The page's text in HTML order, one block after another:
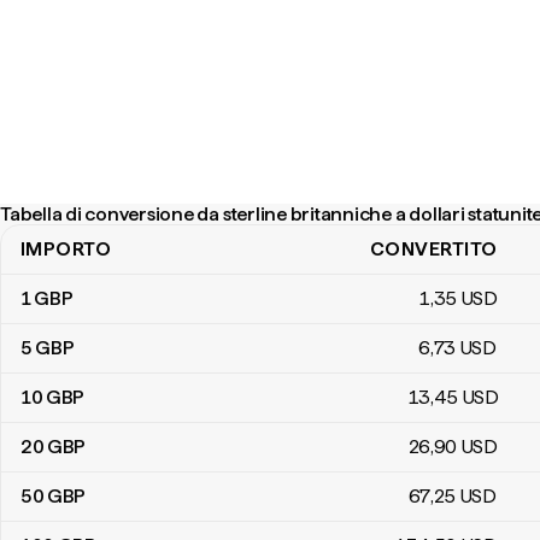
Tabella di conversione da sterline britanniche a dollari
Tabella di conversione da sterline britanniche a dollari statunitensi
IMPORTO CONVERTITO
1GBP 1,35 USD
5 GBP 6,73 USD
10 GBP 13,45 USD
20 GBP 26,90 USD
50 GBP 67,25 USD